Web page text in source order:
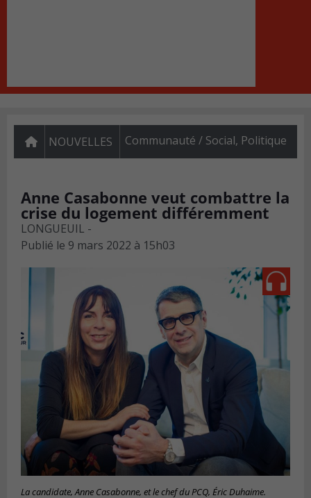
NOUVELLES Communauté / Social, Politique
Anne Casabonne veut combattre la
crise du logement différemment
LONGUEUIL -
Publié le 9 mars 2022 à 15h03
La candidate, Anne Casabonne, et le chef du PCQ, Éric Duhaime.